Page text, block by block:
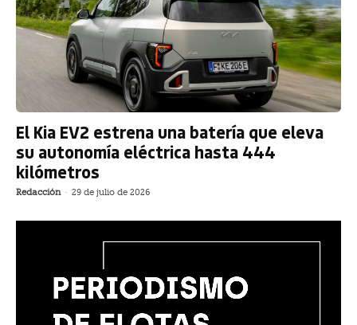
El Kia EV2 estrena una batería que eleva
su autonomía eléctrica hasta 444
kilómetros
Redacción - 29 de julio de 2026